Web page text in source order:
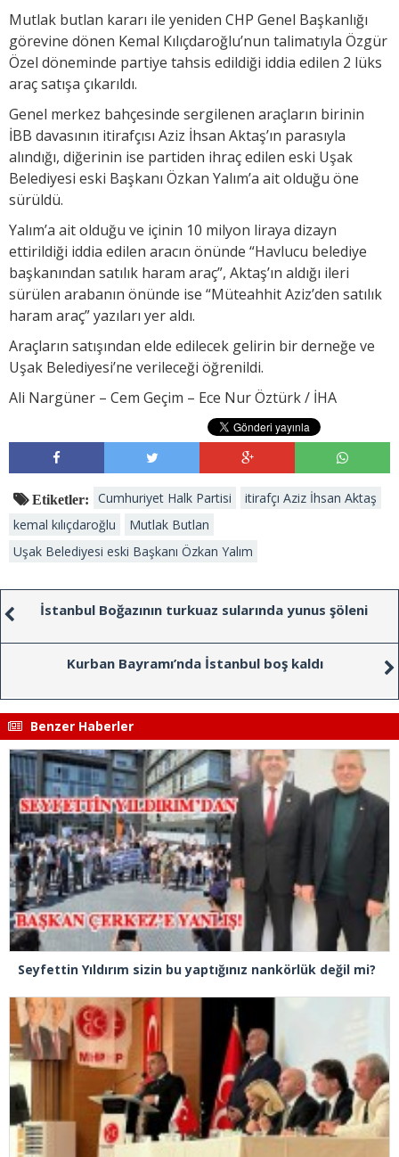
Mutlak butlan kararı ile yeniden CHP Genel Başkanlığı
görevine dönen Kemal Kılıçdaroğlu’nun talimatıyla Özgür
Özel döneminde partiye tahsis edildiği iddia edilen 2 lüks
araç satışa çıkarıldı.
Genel merkez bahçesinde sergilenen araçların birinin
İBB davasının itirafçısı Aziz İhsan Aktaş’ın parasıyla
alındığı, diğerinin ise partiden ihraç edilen eski Uşak
Belediyesi eski Başkanı Özkan Yalım’a ait olduğu öne
sürüldü.
Yalım’a ait olduğu ve içinin 10 milyon liraya dizayn
ettirildiği iddia edilen aracın önünde “Havlucu belediye
başkanından satılık haram araç”, Aktaş’ın aldığı ileri
sürülen arabanın önünde ise “Müteahhit Aziz’den satılık
haram araç” yazıları yer aldı.
Araçların satışından elde edilecek gelirin bir derneğe ve
Uşak Belediyesi’ne verileceği öğrenildi.
Ali Nargüner – Cem Geçim – Ece Nur Öztürk / İHA
Etiketler: Cumhuriyet Halk Partisi
itirafçı Aziz İhsan Aktaş
kemal kılıçdaroğlu
Mutlak Butlan
Uşak Belediyesi eski Başkanı Özkan Yalım
İstanbul Boğazının turkuaz sularında yunus şöleni
Kurban Bayramı’nda İstanbul boş kaldı
Benzer Haberler
Seyfettin Yıldırım sizin bu yaptığınız nankörlük değil mi?